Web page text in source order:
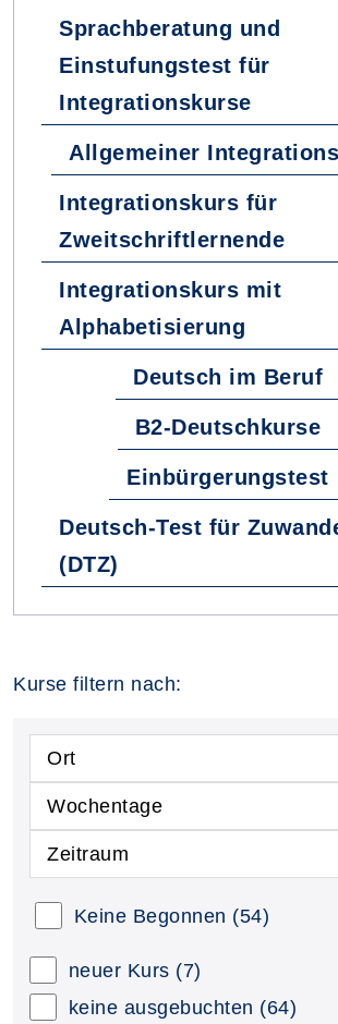
Sprachberatung und
Einstufungstest für
Integrationskurse
Allgemeiner
Integrationskurs für
Zweitschriftlernende
Integrationskurs mit
Alphabetisierung
Deutsch im Beruf
B2-Deutschkurse
Einbürgerungstest
Deutsch-Test für
(DTZ)
Kurse filtern nach:
Ort
Wochentage
Zeitraum
Keine Begonnen (54)
neuer Kurs (7)
keine ausgebuchten (64)